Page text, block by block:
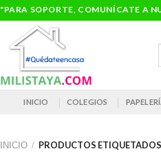
"PARA SOPORTE, COMUNÍCATE A
INICIO COLEGIOS
INICIO / PRODUCTOS